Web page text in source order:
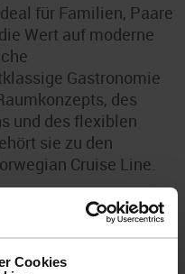
Cookies
für Familien, Paare
Wert auf moderne
Gastronomie
des
und des flexiblen
sie zu den
Cruise Line.
Line